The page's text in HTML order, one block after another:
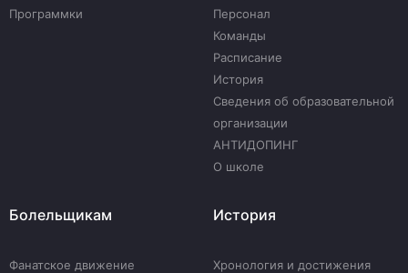
Программки
Персонал
Команды
Расписание
История
Сведения об образовательной
организации
АНТИДОПИНГ
О школе
Болельщикам
Фанатское движение
История
Хронология и достижения